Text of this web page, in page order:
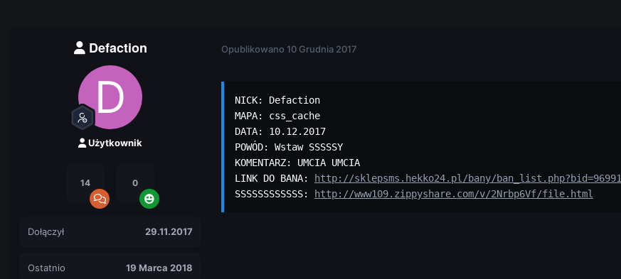
Defaction
Użytkownik
14 0
Dołączył 29.11.2017
Ostatnio 19 Marca 2018
Opublikowano 10 Grudnia 2017
NICK: Defaction
MAPA: css_cache
DATA: 10.12.2017
POWÓD: Wstaw SSSSSY
KOMENTARZ: UMCIA UMCIA
LINK DO BANA:
http://sklepsms.hekko24.pl/bany/ban_list.php?bid=96991
SSSSSSSSSSSS:
http://www109.zippyshare.com/v/2Nrbp6Vf/file.html